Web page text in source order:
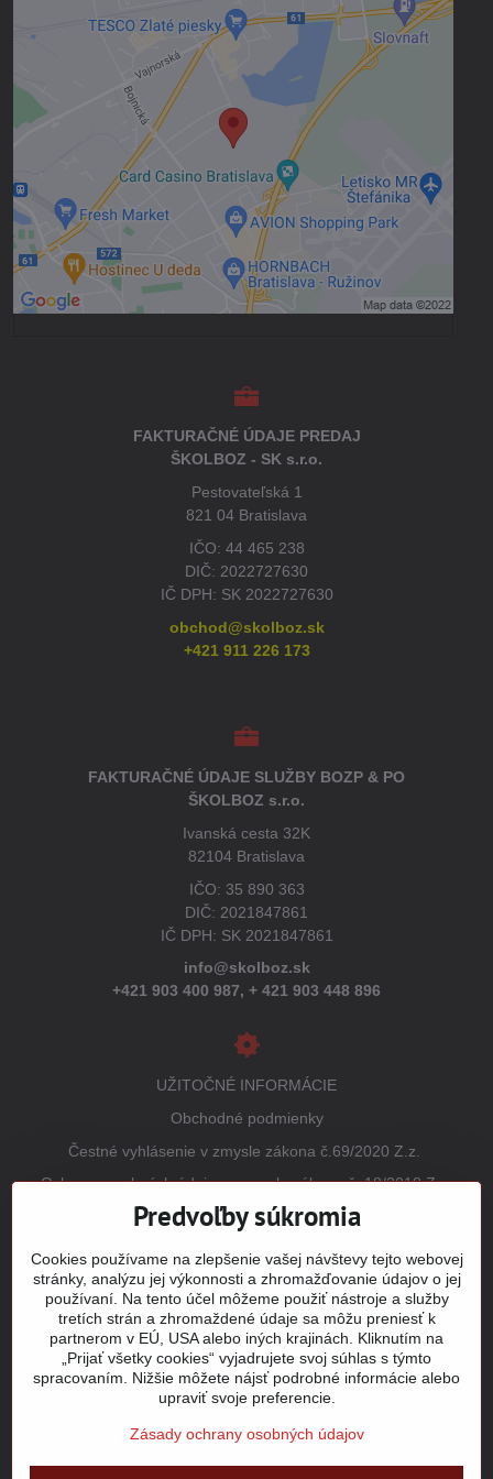
Externý obsah je blokovaný Voľbami
súkromia
Prajete si načítať externý obsah?
Povoliť tentokrát
Povoliť a zapamätať - súhlas s druhom
cookie: Funkčné
Otvoriť obsah v novom okne
FAKTURAČNÉ ÚDAJE PREDAJ
ŠKOLBOZ - SK s.r.o.
Pestovateľská 1
821 04 Bratislava
IČO: 44 465 238
DIČ: 2022727630
IČ DPH: SK 2022727630
obchod@skolboz.sk
+421 911 226 173
FAKTURAČNÉ ÚDAJE SLUŽBY BOZP & PO
ŠKOLBOZ s.r.o.
Ivanská cesta 32K
82104 Bratislava
IČO: 35 890 363
DIČ: 2021847861
IČ DPH: SK 2021847861
info@skolboz.sk
+421 903 400 987, + 421 903 448 896
UŽITOČNÉ INFORMÁCIE
Obchodné podmienky
Čestné vyhlásenie v zmysle zákona č.69/2020 Z.z.
Ochrana osobných údajov v zmysle zákona č. 18/2018 Z.z.
(GDPR)
Vrátenie tovaru
Tabuľky veľkostí
Šitie a potlač odevov
Mapa stránky
©2026Copyright
Predvoľby súkromia
Cookies používame na zlepšenie vašej návštevy tejto webovej
stránky, analýzu jej výkonnosti a zhromažďovanie údajov o jej
používaní. Na tento účel môžeme použiť nástroje a služby
tretích strán a zhromaždené údaje sa môžu preniesť k
partnerom v EÚ, USA alebo iných krajinách. Kliknutím na
„Prijať všetky cookies“ vyjadrujete svoj súhlas s týmto
spracovaním. Nižšie môžete nájsť podrobné informácie alebo
upraviť svoje preferencie.
Zásady ochrany osobných údajov